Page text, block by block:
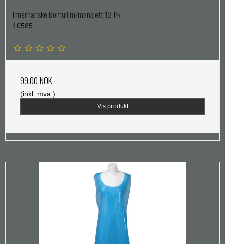
Innerhanske Bomull m/mansjett 12 Pk
10585
99,00 NOK
(inkl. mva.)
Vis produkt